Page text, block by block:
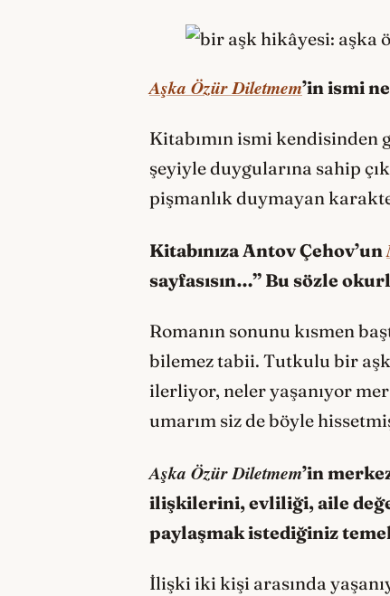
Aşka Özür Diletmem’in ismi
Kitabımın ismi kendisinden
şeyiyle duygularına sahip
pişmanlık duymayan
Kitabınıza Antov Çehov’un
sayfasısın…” Bu sözle
Romanın sonunu kısmen
bilemez tabii. Tutkulu bir aşk
ilerliyor, neler yaşanıyor
umarım siz de böyle
Aşka Özür Diletmem’in
ilişkilerini, evliliği, aile
paylaşmak istediğiniz
İlişki iki kişi arasında